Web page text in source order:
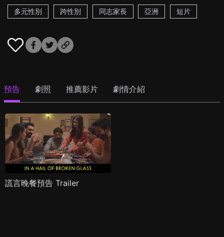
多元性別
跨性別 同志家長 亞洲 短片
預告 劇照 推薦影片 劇情介紹
謊言晚餐預告 Trailer